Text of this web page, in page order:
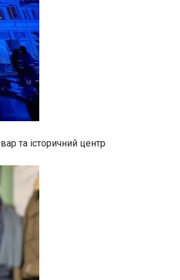
та історичний центр